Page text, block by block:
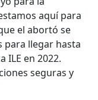
aquí para
el abortó se
para llegar hasta
ILE en 2022.
seguras y